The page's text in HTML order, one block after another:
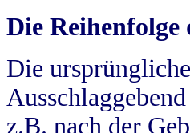
Die
Die
z.B. nach der